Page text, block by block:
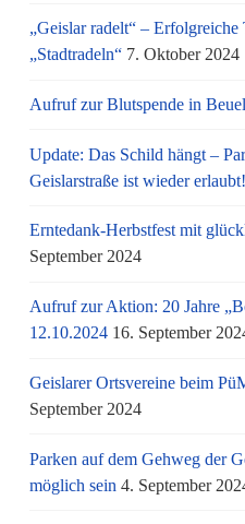
„Geislar radelt“ –
„Stadtradeln“ 7. Oktober 2024
Aufruf zur Blutspende in Beuel
Update: Das Schild hängt –
Geislarstraße ist wieder erlaubt!
Erntedank-Herbstfest mit
September 2024
Aufruf zur Aktion: 20 Jahre
12.10.2024 16. September
Geislarer Ortsvereine beim
September 2024
Parken auf dem Gehweg der
möglich sein 4. September